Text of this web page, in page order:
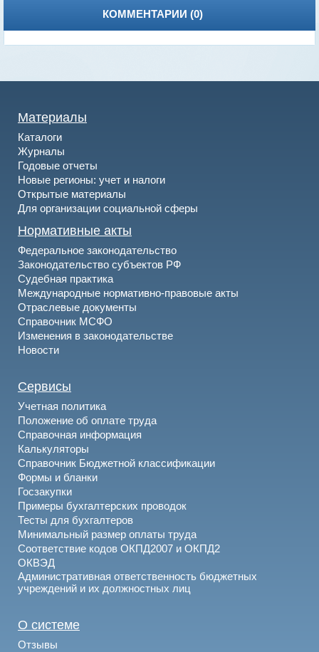
КОММЕНТАРИИ (0)
Материалы
Каталоги
Журналы
Годовые отчеты
Новые регионы: учет и налоги
Открытые материалы
Для организации социальной сферы
Нормативные акты
Федеральное законодательство
Законодательство субъектов РФ
Судебная практика
Международные нормативно-правовые акты
Отраслевые документы
Справочник МСФО
Изменения в законодательстве
Новости
Сервисы
Учетная политика
Положение об оплате труда
Справочная информация
Калькуляторы
Справочник Бюджетной классификации
Формы и бланки
Госзакупки
Примеры бухгалтерских проводок
Тесты для бухгалтеров
Минимальный размер оплаты труда
Соответствие кодов ОКПД2007 и ОКПД2
ОКВЭД
Административная ответственность бюджетных
учреждений и их должностных лиц
О системе
Отзывы